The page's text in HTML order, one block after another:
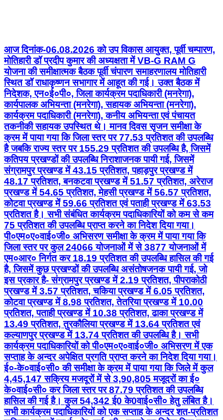
आज दिनांक-06.08.2026 को उप विकास आयुक्त, पूर्वी चम्पारण,
मोतिहारी डॉ प्रदीप कुमार की अध्यक्षता में VB-G RAM G
योजना की समीक्षात्मक बैठक पूर्वी चंपारण समाहरणालय मोतिहारी
स्थित डॉ राधाकृष्णन सभागार में आहूत की गई। उक्त बैठक में
निदेशक, एन०ई०पी०, जिला कार्यक्रम पदाधिकारी (मनरेगा),
कार्यपालक अभियन्ता (मनरेगा), सहायक अभियन्ता (मनरेगा),
कार्यक्रम पदाधिकारी (मनरेगा), कनीय अभियन्ता एवं पंचायत
तकनीकी सहायक उपस्थित थे। मानव दिवस सृजन समीक्षा के
क्रम में पाया गया कि जिला स्तर पर 77.53 प्रतिशत की उपलब्धि
है जबकि राज्य स्तर पर 155.29 प्रतिशत की उपलब्धि है, जिसमें
कतिपय प्रखण्डों की उपलब्धि निराशाजनक पायी गई, जिसमें
संग्रामपुर प्रखण्ड में 43.15 प्रतिशत, पहाड़पुर प्रखण्ड में
48.17 प्रतिशत, बनकटवा प्रखण्ड में 51.57 प्रतिशत, अरेराज
प्रखण्ड में 54.65 प्रतिशत, मेहसी प्रखण्ड में 56.57 प्रतिशत,
कोटवा प्रखण्ड में 59.66 प्रतिशत एवं पताही प्रखण्ड में 63.53
प्रतिशत है। सभी संबंधित कार्यक्रम पदाधिकारियों को कम से कम
75 प्रतिशत की उपलब्धि प्राप्त करने का निदेश दिया गया।
पी०एम०ए०वाई०जी० अभिसरण समीक्षा के क्रम में पाया गया कि
जिला स्तर पर कुल 24066 योजनाओं में से 3877 योजनाओं में
एम०आर० निर्गत कर 18.19 प्रतिशत की उपलब्धि हासिल की गई
है, जिसमें कुछ प्रखण्डों की उपलब्धि असंतोषजनक पायी गई, जो
इस प्रकार है- संग्रामपुर प्रखण्ड में 2.19 प्रतिशत, पीपराकोठी
प्रखण्ड में 3.57 प्रतिशत, चकिया प्रखण्ड में 6.05 प्रतिशत,
कोटवा प्रखण्ड में 8.98 प्रतिशत, तेतरिया प्रखण्ड में 10.00
प्रतिशत, पताही प्रखण्ड में 10.38 प्रतिशत, ढाका प्रखण्ड में
13.49 प्रतिशत, तुरकौलिया प्रखण्ड में 13.64 प्रतिशत एवं
कल्याणपुर प्रखण्ड में 13.74 प्रतिशत की उपलब्धि है। सभी
कार्यक्रम पदाधिकारियों को पी०एम०ए०वाई०जी० अभिसरण में एक
सप्ताह के अन्दर अपेक्षित प्रगति प्राप्त करने का निदेश दिया गया।
ई०-के०वाई०सी० की समीक्षा के क्रम में पाया गया कि जिले में कुल
4,45,147 सक्रिय मजदूरों में से 3,90,805 मजूदरों का ई०
के०वाई०सी० कर जिला स्तर पर 87.79 प्रतिशत की उपलब्धि
हासिल की गई है। कुल 54,342 ई0 के0वाई०सी० हेतु लंबित है।
सभी कार्यक्रम पदाधिकारियों को एक सप्ताह के अन्दर शत-प्रतिशत